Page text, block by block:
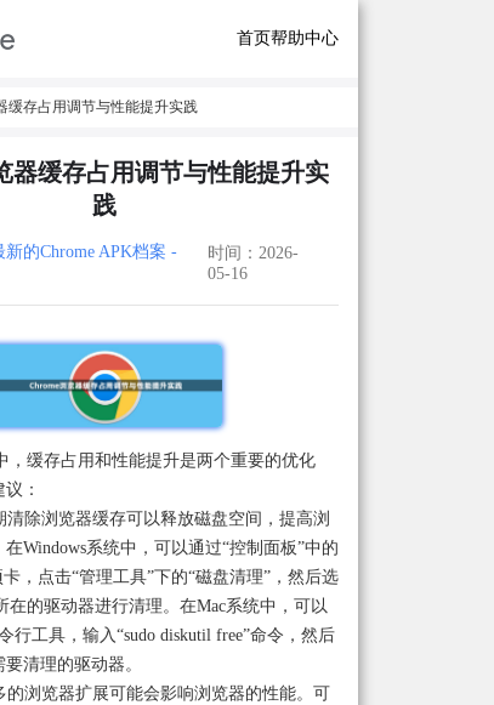
首页帮助中心
缓存占用调节与性能提升实践
器缓存占用调节与性能提升实
践
的Chrome APK档案 -
时间：2026-
05-16
，缓存占用和性能提升是两个重要的优化
：
清除浏览器缓存可以释放磁盘空间，提高浏
Windows系统中，可以通过“控制面板”中的
，点击“管理工具”下的“磁盘清理”，然后选
在的驱动器进行清理。在Mac系统中，可以
行工具，输入“sudo diskutil free”命令，然后
清理的驱动器。
的浏览器扩展可能会影响浏览器的性能。可